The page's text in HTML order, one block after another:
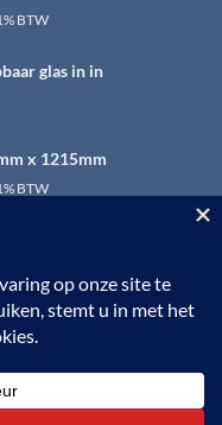
BTW
glas in in
x 1215mm
BTW
van HTI-RVS |
09088773 | NL95
ontwerp:EYE-